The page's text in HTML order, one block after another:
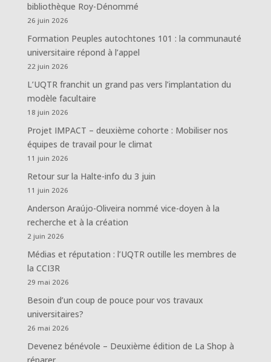
bibliothèque Roy-Dénommé
26 juin 2026
Formation Peuples autochtones 101 : la communauté
universitaire répond à l’appel
22 juin 2026
L’UQTR franchit un grand pas vers l’implantation du
modèle facultaire
18 juin 2026
Projet IMPACT – deuxième cohorte : Mobiliser nos
équipes de travail pour le climat
11 juin 2026
Retour sur la Halte-info du 3 juin
11 juin 2026
Anderson Araújo-Oliveira nommé vice-doyen à la
recherche et à la création
2 juin 2026
Médias et réputation : l’UQTR outille les membres de
la CCI3R
29 mai 2026
Besoin d’un coup de pouce pour vos travaux
universitaires?
26 mai 2026
Devenez bénévole – Deuxième édition de La Shop à